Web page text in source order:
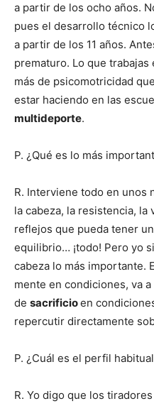
a partir de los ocho años.
pues el desarrollo técnico
a partir de los 11 años.
prematuro. Lo que
más de psicomotricidad
estar haciendo en las
multideporte.
P. ¿Qué es lo más
R. Interviene todo en unos
la cabeza, la resistencia, la
reflejos que pueda tener
equilibrio… ¡todo! Pero yo
cabeza lo más importante.
mente en condiciones, va
de sacrificioen
repercutir directamente
P. ¿Cuál es el perfil
R. Yo digo que los